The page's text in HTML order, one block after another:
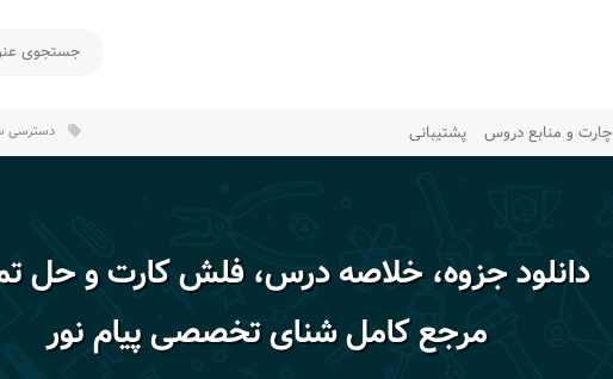
چارت و منابع دروس پشتیبانی local_offer دسترسی
دانلود جزوه، خلاصه درس، فلش کارت و حل
مرجع کامل شنای تخصصی پیام نور